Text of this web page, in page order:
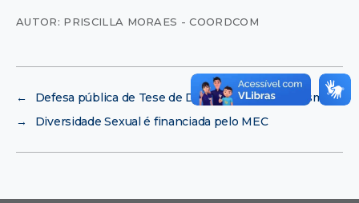
AUTOR: PRISCILLA MORAES - COORDCOM
←
Defesa pública de Tese de Doutorado em Urbanismo
→
Diversidade Sexual é financiada pelo MEC